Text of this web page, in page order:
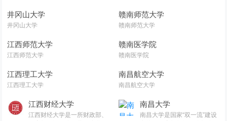
井冈山大学
井冈山大学
赣南师范大学
赣南师范大学
江西师范大学
江西师范大学
赣南医学院
赣南医学院
江西理工大学
江西理工大学
南昌航空大学
南昌航空大学
江西财经大学
江西财经大学是一所财政部、
南昌大学
南昌大学是国家“双一流”建设